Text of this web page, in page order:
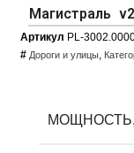
Магистраль
Артикул PL-
# Дороги и улицы,